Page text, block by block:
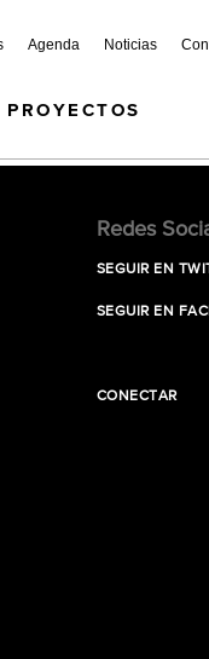
Agenda Noticias
PROYECTOS
Redes
SEGUIR EN
SEGUIR EN
CONECTAR